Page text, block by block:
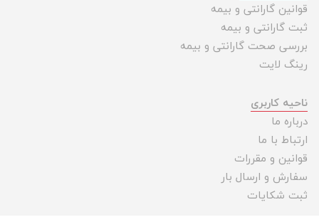
قوانین گارانتی و بیمه
ثبت گارانتی و بیمه
بررسی صحت گارانتی و بیمه
رینگ لایت
ناحیه کاربری
درباره ما
ارتباط با ما
قوانین و مقررات
سفارش و ارسال بار
ثبت شکایات